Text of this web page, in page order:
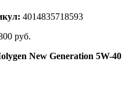
4014835718593
руб.
New Generation 5W-40